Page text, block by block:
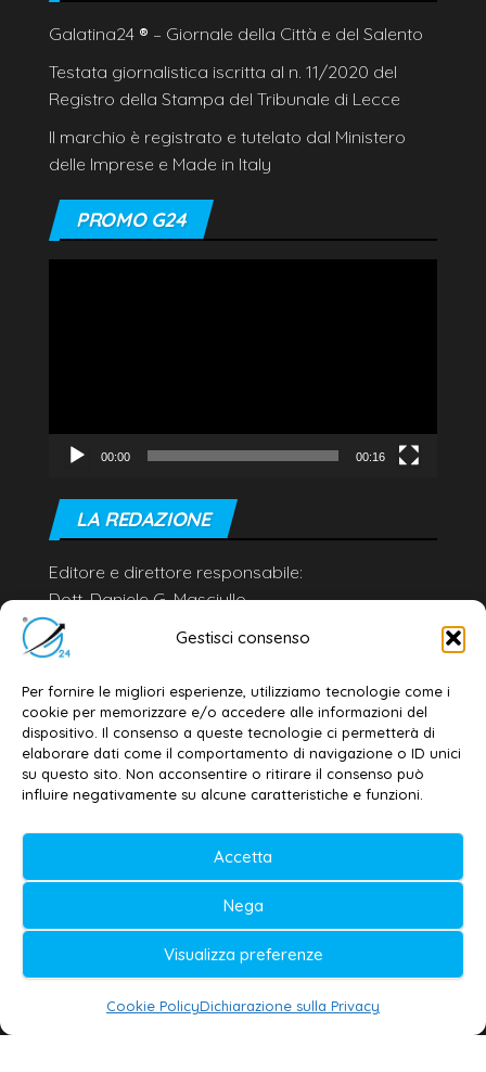
Gestisci consenso
Per fornire le migliori esperienze, utilizziamo tecnologie come i
cookie per memorizzare e/o accedere alle informazioni del
dispositivo. Il consenso a queste tecnologie ci permetterà di
elaborare dati come il comportamento di navigazione o ID unici
su questo sito. Non acconsentire o ritirare il consenso può
influire negativamente su alcune caratteristiche e funzioni.
Accetta
Nega
Visualizza preferenze
Cookie PolicyDichiarazione sulla Privacy
Galatina24 ® – Giornale della Città e del Salento
Testata giornalistica iscritta al n. 11/2020 del
Registro della Stampa del Tribunale di Lecce
Il marchio è registrato e tutelato dal Ministero
delle Imprese e Made in Italy
PROMO G24
00:00 00:16
LA REDAZIONE
Editore e direttore responsabile:
Dott. Daniele G. Masciullo
Email:
redazione@galatina24.it
Privacy policy–Cookie policy
© 2020-2026 | Galatina24 ®
Testata iscritta al n. 11/2020 Registro della
Stampa Tribunale di Lecce
Editore e direttore responsabile:
Daniele G. Masciullo
Galatina24 è marchio registrato dal Ministero
delle Imprese